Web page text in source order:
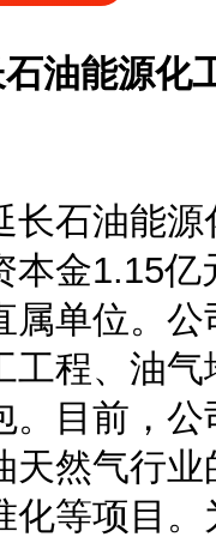
石油能源化
油能源
本金1.15
属单位。
工程、油
。目前，
天然气行
化等项目